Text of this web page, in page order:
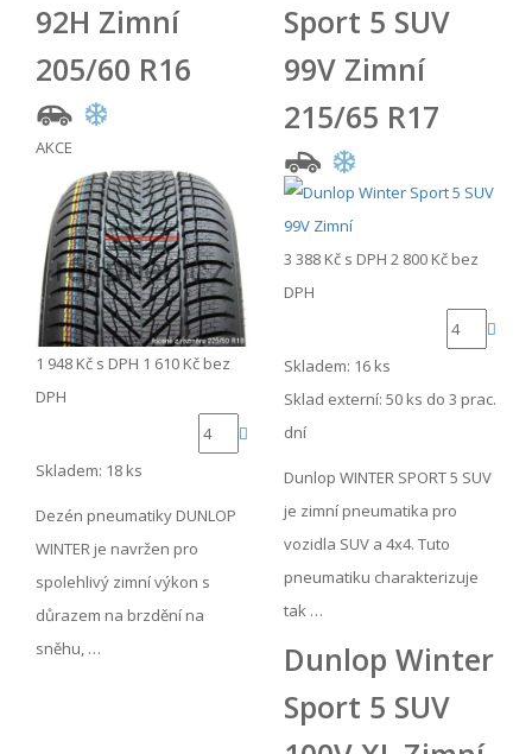
92H Zimní
205/60 R16
AKCE
1 948 Kč s DPH 1 610 Kč bez
DPH
Skladem: 18 ks
Dezén pneumatiky DUNLOP
WINTER je navržen pro
spolehlivý zimní výkon s
důrazem na brzdění na
sněhu, …
Sport 5 SUV
99V Zimní
215/65 R17
3 388 Kč s DPH 2 800 Kč bez
DPH
Skladem: 16 ks
Sklad externí: 50 ks do 3 prac.
dní
Dunlop WINTER SPORT 5 SUV
je zimní pneumatika pro
vozidla SUV a 4x4. Tuto
pneumatiku charakterizuje
tak …
Dunlop Winter
Sport 5 SUV